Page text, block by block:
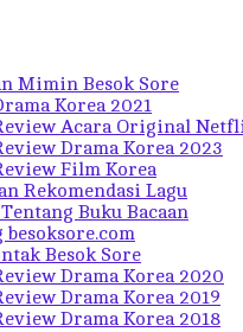
Mimin Besok Sore
Korea 2021
Acara Original
Drama Korea 2023
Film Korea
Rekomendasi Lagu
Buku Bacaan
besoksore.com
Besok Sore
Drama Korea 2020
Drama Korea 2019
Drama Korea 2018